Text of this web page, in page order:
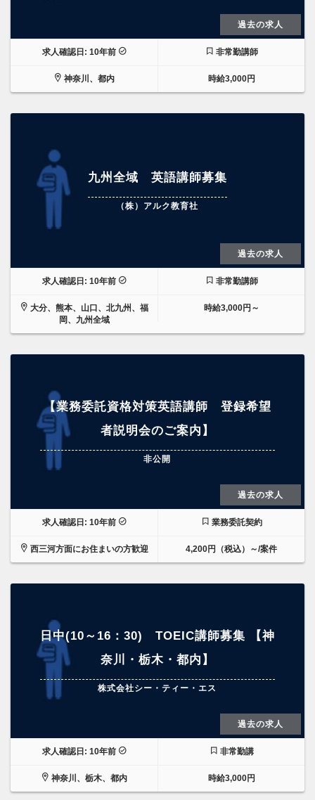
過去の求人
求人確認日: 10年前 非常勤講師
神奈川、都内 時給3,000円
九州全域 英語講師募集
（株）アルク教育社
過去の求人
求人確認日: 10年前 非常勤講師
大分、熊本、山口、北九州、福
岡、九州全域
時給3,000円～
【業務委託資格対策英語講師 登録希望
者説明会のご案内】
非公開
過去の求人
求人確認日: 10年前 業務委託契約
西三河方面にお住まいの方歓迎 4,200円（税込）～/案件
日中(10～16：30) TOEIC講師募集 【神
奈川・栃木・都内】
株式会社シー・ティー・エス
過去の求人
求人確認日: 10年前 非常勤講
神奈川、栃木、都内 時給3,000円